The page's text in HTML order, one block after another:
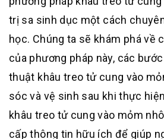
trị sa sinh dục một cách
học. Chúng ta sẽ khám phá về
của phương pháp này, các
thuật khâu treo tử cung vào
sóc và vệ sinh sau khi thực
khâu treo tử cung vào mỏm
cấp thông tin hữu ích để giúp